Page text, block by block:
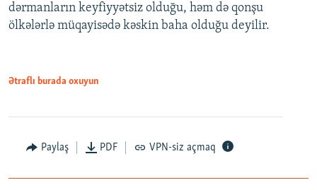
dərmanların keyfiyyətsiz olduğu, həm də qonşu
ölkələrlə müqayisədə kəskin baha olduğu deyilir.
Ətraflı burada oxuyun
Paylaş PDF VPN-siz açmaq